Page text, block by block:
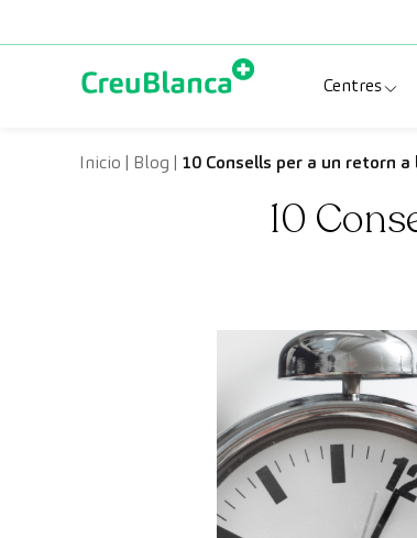
Centres
Clínica
Centres
Inicio | Blog | 10 Consells per a un retorn
10